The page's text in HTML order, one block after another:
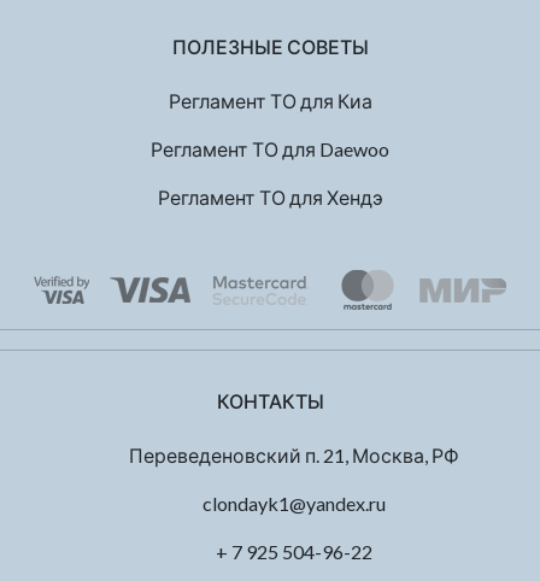
ПОЛЕЗНЫЕ СОВЕТЫ
Регламент ТО для Киа
Регламент ТО для Daewoo
Регламент ТО для Хендэ
КОНТАКТЫ
Переведеновский п. 21, Москва, РФ
clondayk1@yandex.ru
+ 7 925 504-96-22